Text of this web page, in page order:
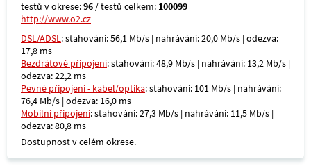
testů v okrese:96 / testů celkem: 100099
http://www.o2.cz
DSL/ADSL: stahování: 56,1 Mb/s | nahrávání: 20,0 Mb/s | odezva:
17,8 ms
Bezdrátové připojení: stahování: 48,9 Mb/s | nahrávání: 13,2 Mb/s |
odezva: 22,2 ms
Pevné připojení - kabel/optika: stahování: 101 Mb/s | nahrávání:
76,4 Mb/s | odezva: 16,0 ms
Mobilní připojení: stahování: 27,3 Mb/s | nahrávání: 11,5 Mb/s |
odezva: 80,8 ms
Dostupnost v celém okrese.